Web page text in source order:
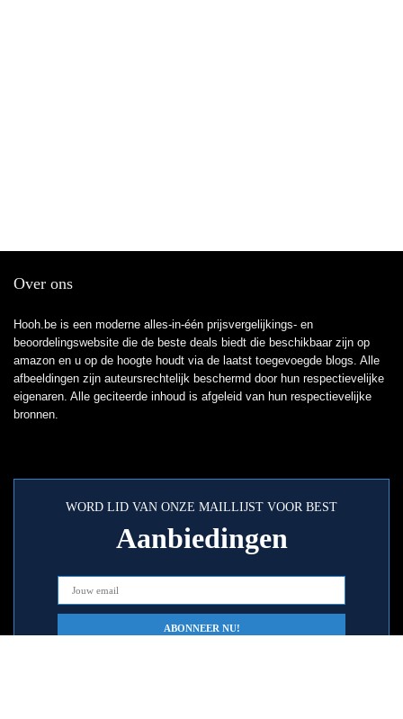
Over ons
Hooh.be is een moderne alles-in-één prijsvergelijkings- en
beoordelingswebsite die de beste deals biedt die beschikbaar zijn op
amazon en u op de hoogte houdt via de laatst toegevoegde blogs. Alle
afbeeldingen zijn auteursrechtelijk beschermd door hun respectievelijke
eigenaren. Alle geciteerde inhoud is afgeleid van hun respectievelijke
bronnen.
WORD LID VAN ONZE MAILLIJST VOOR BEST
Aanbiedingen